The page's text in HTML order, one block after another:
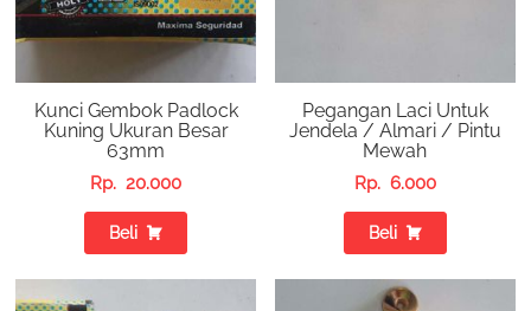
Kunci Gembok Padlock
Kuning Ukuran Besar
63mm
Rp. 20.000
Beli
Pegangan Laci Untuk
Jendela / Almari / Pintu
Mewah
Rp. 6.000
Beli